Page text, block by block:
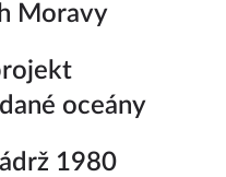
Moravy
oceány
1980